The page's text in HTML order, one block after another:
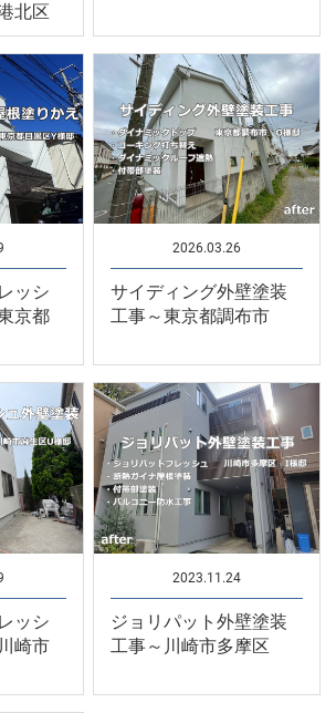
北区
ッシ
京都
2026.03.26
サイディング外壁塗装
工事～東京都調布市
ッシ
崎市
2023.11.24
ジョリパット外壁塗装
工事～川崎市多摩区